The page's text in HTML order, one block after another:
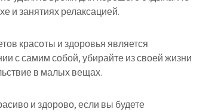
и занятиях релаксацией.
красоты и здоровья является
с самим собой, убирайте из своей жизни
в малых вещах.
и здорово, если вы будете